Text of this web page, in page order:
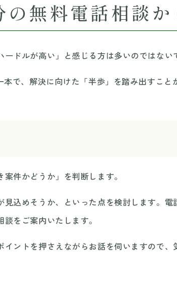
の無料電話相談か
ドルが高い」と感じる方は多いのではない
で、解決に向けた「半歩」を踏み出すこと
件かどうか」を判断します。
込めそうか、といった点を検討します。
をご案内いたします。
ントを押さえながらお話を伺いますので